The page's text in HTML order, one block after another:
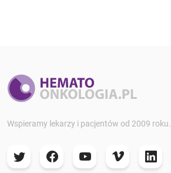
Wspieramy lekarzy i pacjentów od 2009 roku.